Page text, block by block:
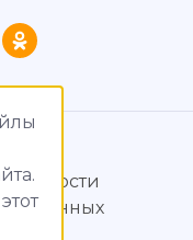
2026
данных